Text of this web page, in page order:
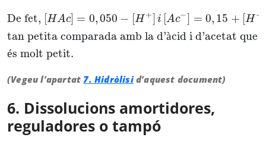
De fet,
HAc] = 0,050 − H + i [Ac− = 0, 15 + H +
tan petita comparada amb la d’àcid i d’acetat que
és molt petit.
(Vegeu l’apartat7. Hidròlisid’aquest document)
6. Dissolucions amortidores,
reguladores o tampó